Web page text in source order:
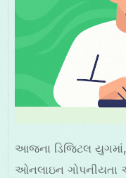
આજના ડિજિટલ યુગમાં,
ઓનલાઇન ગોપનીયતા